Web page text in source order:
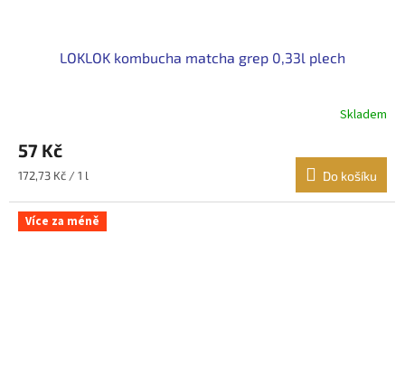
LOKLOK kombucha matcha grep 0,33l plech
Skladem
57 Kč
Měrná
172,73 Kč / 1 l Do košíku
Více za méně